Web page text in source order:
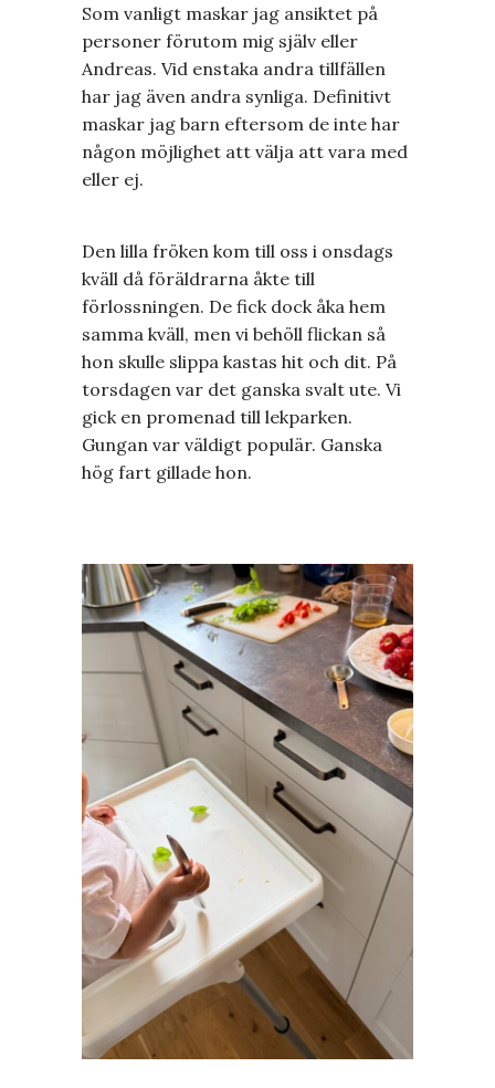
Som vanligt maskar jag ansiktet på
personer förutom mig själv eller
Andreas. Vid enstaka andra tillfällen
har jag även andra synliga. Definitivt
maskar jag barn eftersom de inte har
någon möjlighet att välja att vara med
eller ej.
Den lilla fröken kom till oss i onsdags
kväll då föräldrarna åkte till
förlossningen. De fick dock åka hem
samma kväll, men vi behöll flickan så
hon skulle slippa kastas hit och dit. På
torsdagen var det ganska svalt ute. Vi
gick en promenad till lekparken.
Gungan var väldigt populär. Ganska
hög fart gillade hon.